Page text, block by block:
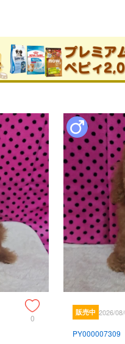
などによる腸内寄生虫等）又
第三者による不注意、故意、
ンセルの場合は 返犬はお受け
承下さい。
都府相楽郡和束町石寺仲尾
項
0
販売中 2026/
PY000007309